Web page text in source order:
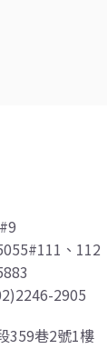
、112
2905
359巷2號1樓